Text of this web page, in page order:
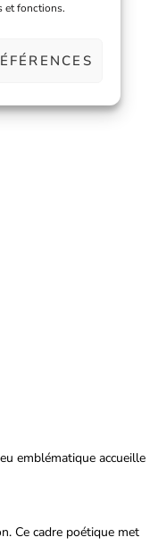
et fonctions.
quotidien.
emblématique accueille
Ce cadre poétique met